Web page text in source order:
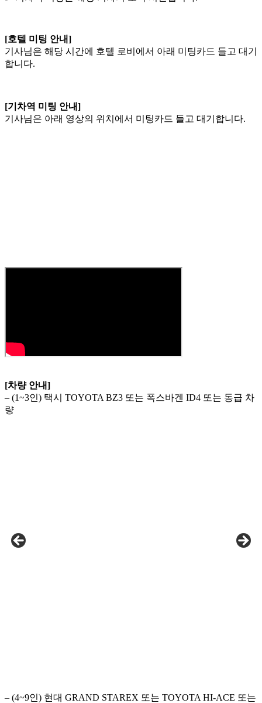
[호텔 미팅 안내]
기사님은 해당 시간에 호텔 로비에서 아래 미팅카드 들고 대기
합니다.
[기차역 미팅 안내]
기사님은 아래 영상의 위치에서 미팅카드 들고 대기합니다.
[차량 안내]
– (1~3인) 택시 TOYOTA BZ3 또는 폭스바겐 ID4 또는 동급 차
량
– (4~9인) 현대 GRAND STAREX 또는 TOYOTA HI-ACE 또는